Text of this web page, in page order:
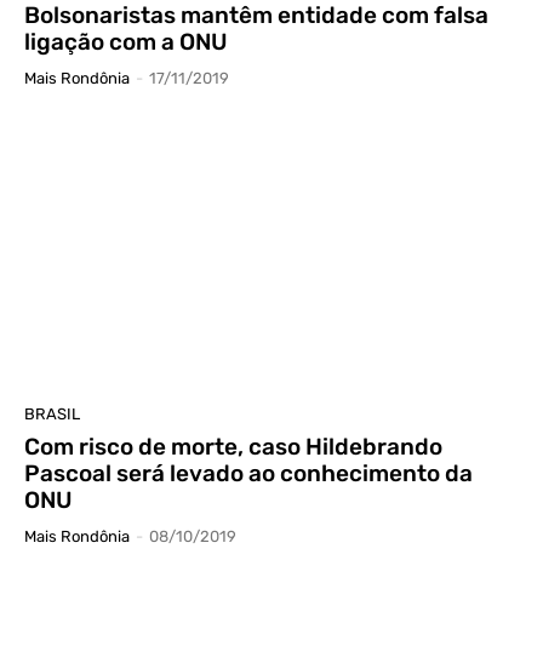
Bolsonaristas mantêm entidade com falsa
ligação com a ONU
Mais Rondônia - 17/11/2019
BRASIL
Com risco de morte, caso Hildebrando
Pascoal será levado ao conhecimento da
ONU
Mais Rondônia - 08/10/2019